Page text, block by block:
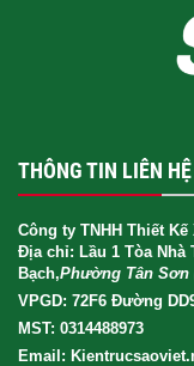
THÔNG TIN LIÊN HỆ
Công ty TNHH Thiết
Địa chỉ: Lầu 1 Tòa Nhà
Bạch,Phường Tân Sơn
VPGD: 72F6 Đường
MST: 0314488973
Email: